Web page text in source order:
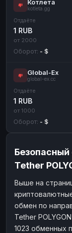
Котлета
kotleta.gg
Отдаёте
1 RUB
от 2000
Оборот: - $
Global-Ex
global-ex.cc
Отдаёте
1 RUB
от 1000
Оборот: - $
Безопасный
Tether
Выше на
обмен по
Tether
1023 обменных